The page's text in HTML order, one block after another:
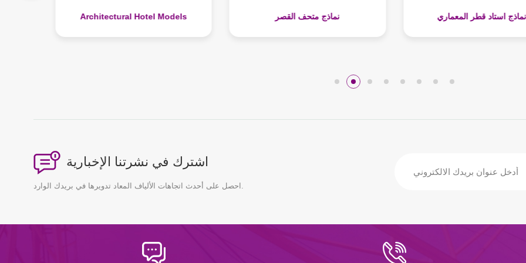
نماذج متحف القصر نماذج استاد قطر المعماري
Architecture Shopping
اشترك في نشرتنا الإخبارية